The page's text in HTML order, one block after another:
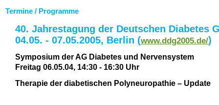
Termine / Programme
40. Jahrestagung der Deutschen Diabetes
04.05. - 07.05.2005, Berlin (www.ddg2005.de/)
Symposium der AG Diabetes und Nervensystem
Freitag 06.05.04, 14:30 - 16:30 Uhr
Therapie der diabetischen Polyneuropathie – Update